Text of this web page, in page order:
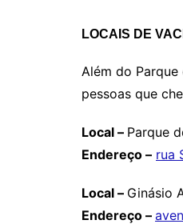
LOCAIS DE
Além do
pessoas que
Local – Parque
Endereço – rua
Local – Ginásio
Endereço –